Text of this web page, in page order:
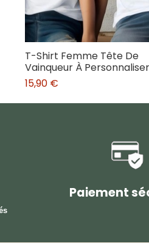
T-Shirt Femme Tête De
Vainqueur À
15,90 €
Paiement